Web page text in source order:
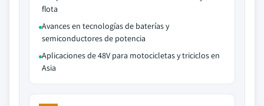
flota
Avances en tecnologías de baterías y
semiconductores de potencia
Aplicaciones de 48V para motocicletas y triciclos en
Asia